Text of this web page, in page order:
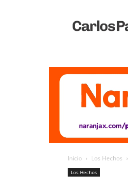
Vivo
Inicio Los Hechos
Los Hechos